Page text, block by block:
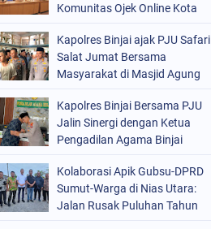
Komunitas Ojek Online Kota
Kapolres Binjai ajak PJU Safari
Salat Jumat Bersama
Masyarakat di Masjid Agung
Kapolres Binjai Bersama PJU
Jalin Sinergi dengan Ketua
Pengadilan Agama Binjai
Kolaborasi Apik Gubsu-DPRD
Sumut-Warga di Nias Utara:
Jalan Rusak Puluhan Tahun